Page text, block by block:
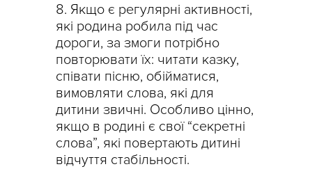
Якщо є регулярні активності,
які родина робила під час
дороги, за змоги потрібно
повторювати їх: читати казку,
співати пісню, обійматися,
вимовляти слова, які для
дитини звичні. Особливо цінно,
якщо в родині є свої “секретні
слова”, які повертають дитині
відчуття стабільності.